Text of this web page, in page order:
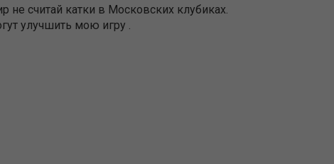
не считай катки в Московских клубиках.
улучшить мою игру .